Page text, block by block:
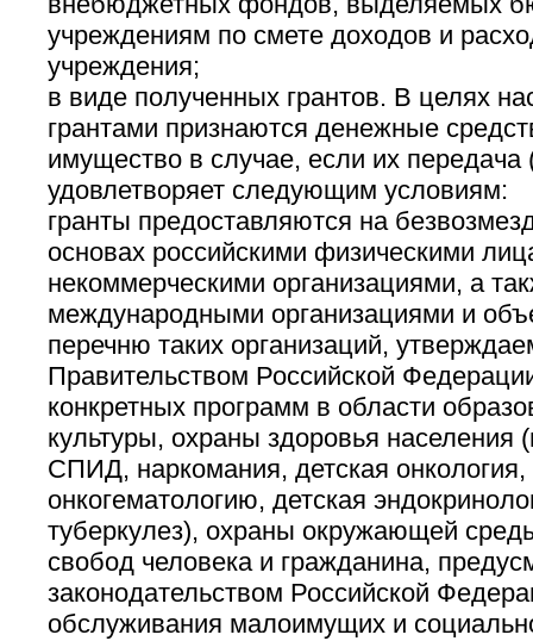
учреждениям по смете доходов и
учреждения;
в виде полученных грантов. В целях
грантами признаются денежные
имущество в случае, если их передача
удовлетворяет следующим условиям:
гранты предоставляются на
основах российскими физическими
некоммерческими организациями, а
международными организациями и
перечню таких организаций,
Правительством Российской
конкретных программ в области
культуры, охраны здоровья населения
СПИД, наркомания, детская
онкогематологию, детская
туберкулез), охраны окружающей
свобод человека и гражданина,
законодательством Российской
обслуживания малоимущих и